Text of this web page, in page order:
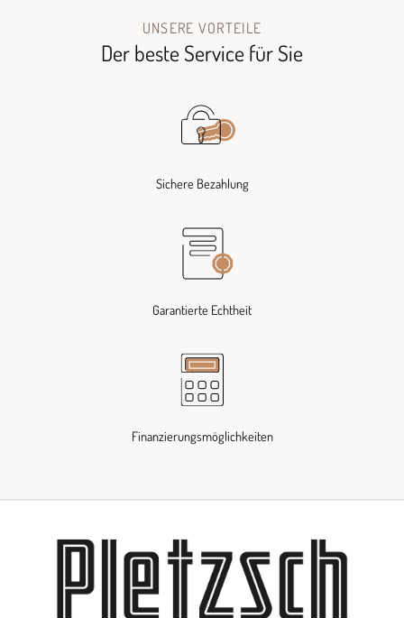
UNSERE VORTEILE
Der beste Service für Sie
Sichere Bezahlung
Garantierte Echtheit
Finanzierungsmöglichkeiten